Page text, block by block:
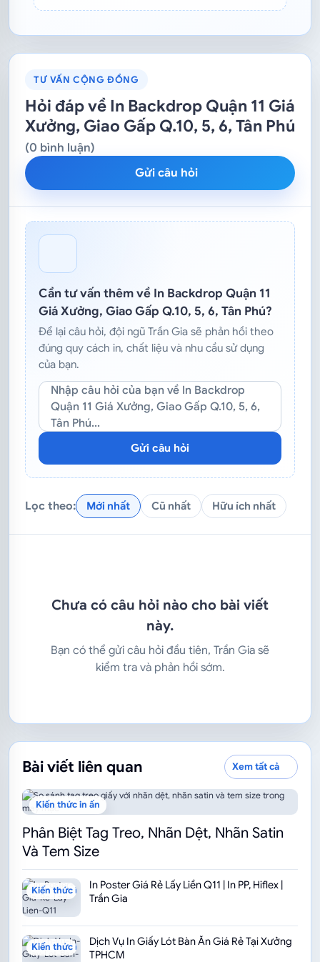
TƯ VẤN CỘNG ĐỒNG
Hỏi đáp về In Backdrop Quận 11 Giá
Xưởng, Giao Gấp Q.10, 5, 6, Tân Phú
(0 bình luận)
Gửi câu hỏi
Cần tư vấn thêm về In Backdrop Quận 11
Giá Xưởng, Giao Gấp Q.10, 5, 6, Tân Phú?
Để lại câu hỏi, đội ngũ Trần Gia sẽ phản hồi theo
đúng quy cách in, chất liệu và nhu cầu sử dụng
của bạn.
Nhập câu hỏi của bạn về In Backdrop
Quận 11 Giá Xưởng, Giao Gấp Q.10, 5, 6,
Tân Phú...
Gửi câu hỏi
Lọc theo: Mới nhất Cũ nhất Hữu ích nhất
Chưa có câu hỏi nào cho bài viết
này.
Bạn có thể gửi câu hỏi đầu tiên, Trần Gia sẽ
kiểm tra và phản hồi sớm.
Bài viết liên quan Xem tất cả
Kiến thức in ấn
Phân Biệt Tag Treo, Nhãn Dệt, Nhãn Satin
Và Tem Size
Kiến thức in ấnIn Poster Giá Rẻ Lấy Liền Q11 | In PP, Hiflex |
Trần Gia
Kiến thức in ấnDịch Vụ In Giấy Lót Bàn Ăn Giá Rẻ Tại Xưởng
TPHCM